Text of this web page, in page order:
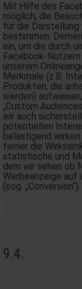
Mit Hilfe des
möglich, die
für die Darstellung
bestimmen.
ein, um die durch
Facebook-
unserem
Merkmale (z.B.
Produkten, die
werden)
„Custom
wir auch
potentiellen
belästigend
ferner die
statistische und
dem wir sehen ob
Werbeanzeige
(sog. „Conversion“).
9.4.